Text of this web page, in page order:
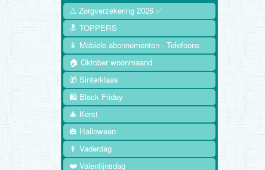
⚠️ Zorgverzekering 2026 ✅
🔝 TOPPERS
📱 Mobiele abonnementen - Telefoons
🏠 Oktober woonmaand
🎁 Sinterklaas
🛍️ Black Friday
🎄 Kerst
🎃 Halloween
👨 Vaderdag
❤️ Valentijnsdag